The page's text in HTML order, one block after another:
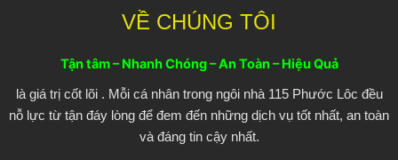
r
e
VỀ CHÚNG TÔI
Tận tâm – Nhanh Chóng – An Toàn – Hiệu Quả
là giá trị cốt lõi . Mỗi cá nhân trong ngôi nhà 115 Phước Lôc đều
nỗ lực từ tận đáy lòng để đem đến những dịch vụ tốt nhất, an toàn
và đáng tin cậy nhất.